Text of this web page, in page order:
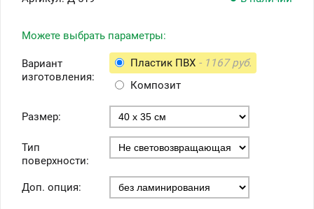
Можете выбрать параметры:
Вариант
изготовления:
Пластик ПВХ - 1167 руб.
Композит
Размер:
Тип
поверхности:
Доп. опция: